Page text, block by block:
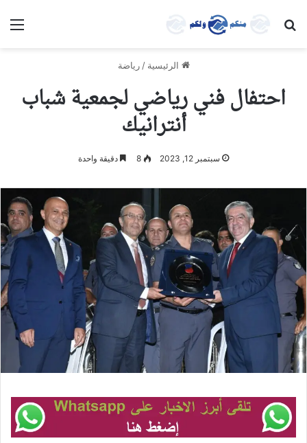
بحث عن
الرئيسية / رياضة
احتفال فني رياضي لجمعية شباب
أنترانيك
سبتمبر 12, 2023 8 دقيقة واحدة